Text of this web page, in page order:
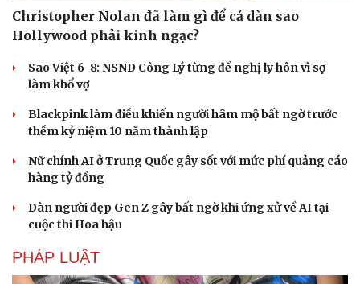
Sân khấu - Điện ảnh
Văn học
Âm nhạc
Di sản
Nghệ sĩ
Thời trang
Sao Việt
Christopher Nolan đã làm gì để cả dàn sao
Hollywood phải kinh ngạc?
Sao Việt 6-8: NSND Công Lý từng đề nghị ly hôn vì sợ
làm khổ vợ
Blackpink làm điều khiến người hâm mộ bất ngờ trước
thềm kỷ niệm 10 năm thành lập
Nữ chính AI ở Trung Quốc gây sốt với mức phí quảng cáo
hàng tỷ đồng
Dàn người đẹp Gen Z gây bất ngờ khi ứng xử về AI tại
cuộc thi Hoa hậu
PHÁP LUẬT